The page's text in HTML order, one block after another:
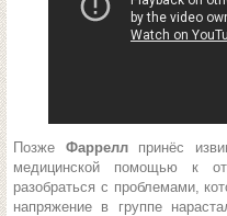
Позже Фаррелл принёс
медицинской помощью к
разобраться с проблемами,
напряжение в группе